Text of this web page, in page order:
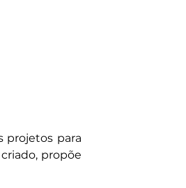
projetos para
propõe